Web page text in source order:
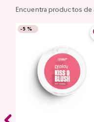
Encuentra productos de
-5 %